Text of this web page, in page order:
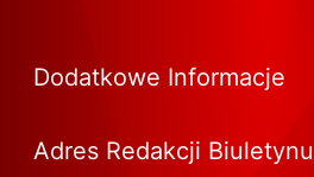
Dodatkowe Informacje
Adres Redakcji Biuletynu